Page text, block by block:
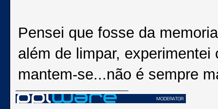
Pensei que fosse da
além de limpar,
mantem-se...não é sempre